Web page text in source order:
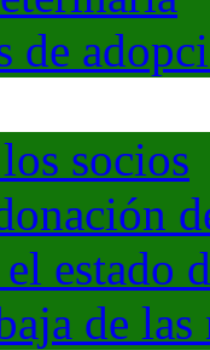
de
socios
estado
de